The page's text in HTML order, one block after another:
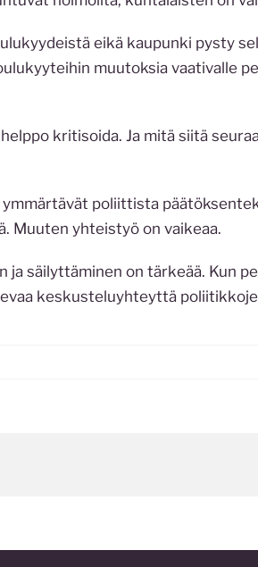
eikä kaupunki pysty
muutoksia vaativalle
kritisoida. Ja mitä siitä
poliittista
Muuten yhteistyö on vaikeaa.
ja säilyttäminen on tärkeää. Kun
keskusteluyhteyttä